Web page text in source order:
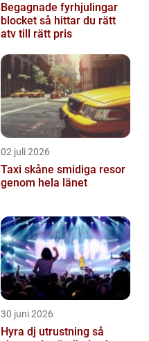
Begagnade fyrhjulingar
blocket så hittar du rätt
atv till rätt pris
02 juli 2026
Taxi skåne smidiga resor
genom hela länet
30 juni 2026
Hyra dj utrustning så